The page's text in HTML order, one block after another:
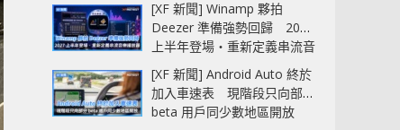
[XF 新聞] Winamp 夥拍
Deezer 準備強勢回歸 2027
上半年登場‧重新定義串流音
樂播放器
[XF 新聞] Android Auto 終於
加入車速表 現階段只向部分
beta 用戶同少數地區開放